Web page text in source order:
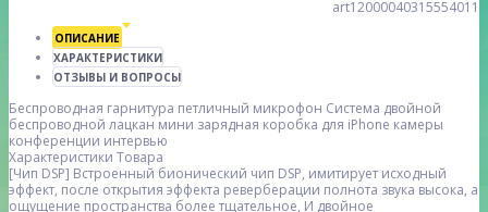
art12000040315554011
ОПИСАНИЕ
ХАРАКТЕРИСТИКИ
ОТЗЫВЫ И ВОПРОСЫ
Беспроводная гарнитура петличный микрофон Система двойной
беспроводной лацкан мини зарядная коробка для iPhone камеры
конференции интервью
Характеристики Товара
[Чип DSP] Встроенный бионический чип DSP, имитирует исходный
эффект, после открытия эффекта реверберации полнота звука высока, а
ощущение пространства более тщательное, И двойное